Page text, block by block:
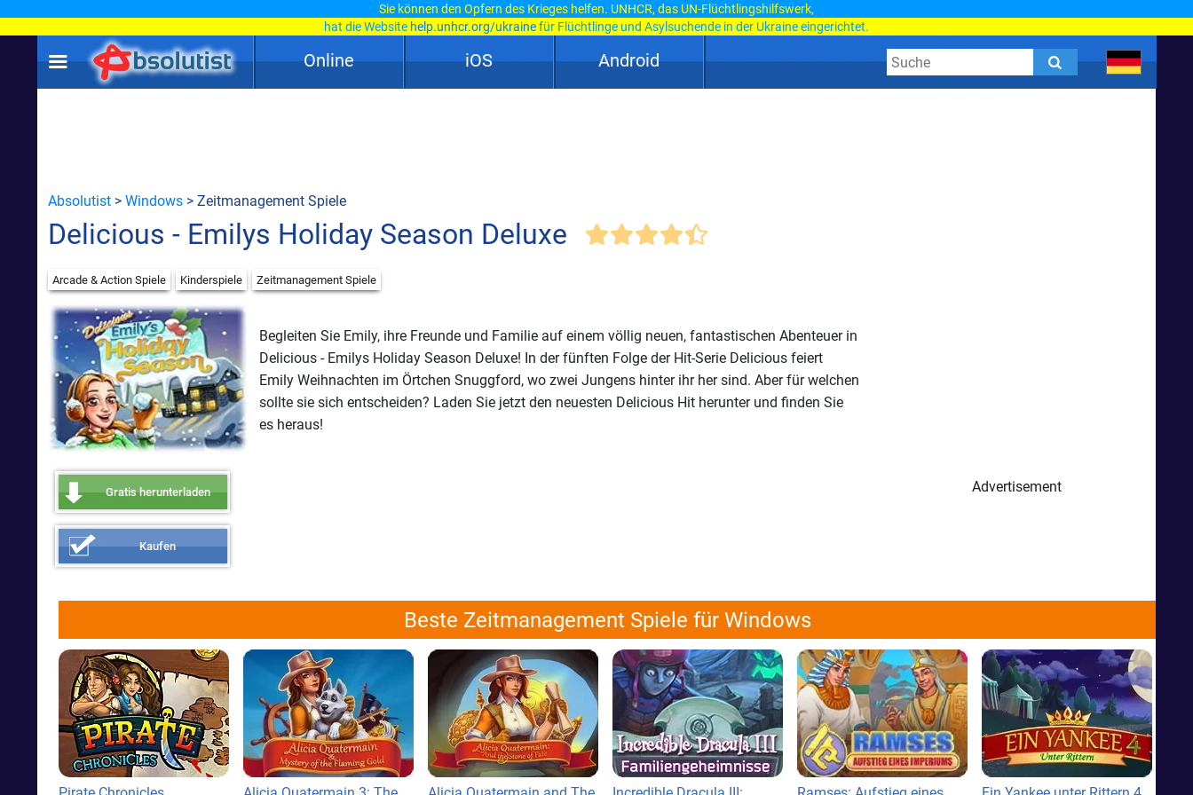
Sie können den Opfern des Krieges helfen. UNHCR, das UN-Flüchtlingshilfswerk,
hat die Website help.unhcr.org/ukrainefür Flüchtlinge und Asylsuchende in der Ukraine eingerichtet.
Online iOS Android
Absolutist > Windows > Zeitmanagement Spiele
Delicious - Emilys Holiday Season Deluxe
Arcade & Action Spiele Kinderspiele Zeitmanagement Spiele
Gratis herunterladen
Kaufen
Begleiten Sie Emily, ihre Freunde und Familie auf einem völlig neuen, fantastischen Abenteuer in
Delicious - Emilys Holiday Season Deluxe! In der fünften Folge der Hit-Serie Delicious feiert
Emily Weihnachten im Örtchen Snuggford, wo zwei Jungens hinter ihr her sind. Aber für welchen
sollte sie sich entscheiden? Laden Sie jetzt den neuesten Delicious Hit herunter und finden Sie
es heraus!
Advertisement
Beste Zeitmanagement Spiele für Windows